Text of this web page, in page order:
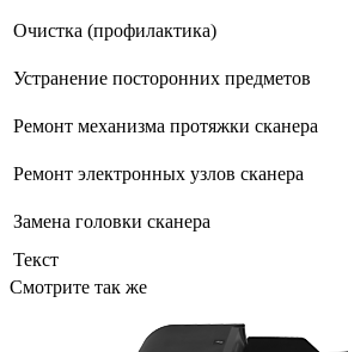
Очистка (профилактика)
Устранение посторонних предметов
Ремонт механизма протяжки сканера
Ремонт электронных узлов сканера
Замена головки сканера
Текст
Смотрите так же